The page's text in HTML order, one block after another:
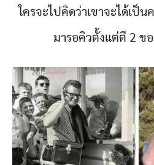
ใครจะไปคิดว่าเขาจะได้เป็
มารอคิวตั้งแต่ตี 2 ข